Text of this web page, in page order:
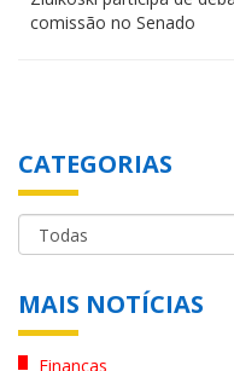
comissão no Senado
CATEGORIAS
MAIS NOTÍCIAS
Finanças